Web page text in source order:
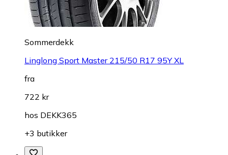
Sommerdekk
Linglong Sport Master 215/50 R17 95Y XL
fra
722 kr
hos DEKK365
+3 butikker